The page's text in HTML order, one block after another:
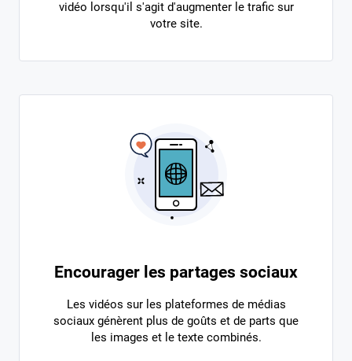
vidéo lorsqu'il s'agit d'augmenter le trafic sur
votre site.
Encourager les partages sociaux
Les vidéos sur les plateformes de médias
sociaux génèrent plus de goûts et de parts que
les images et le texte combinés.